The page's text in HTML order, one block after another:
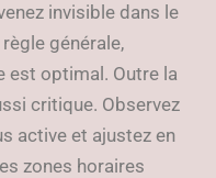
invisible dans le
générale,
est optimal. Outre la
critique. Observez
active et ajustez en
zones horaires